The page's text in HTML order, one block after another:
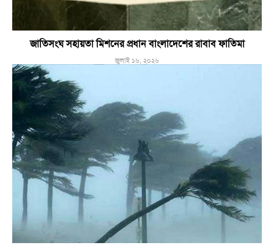
জাতিসংঘ সহায়তা মিশনের প্রধান বাংলাদেশের রাবাব ফাতিমা
জুলাই ১৬, ২০২৬